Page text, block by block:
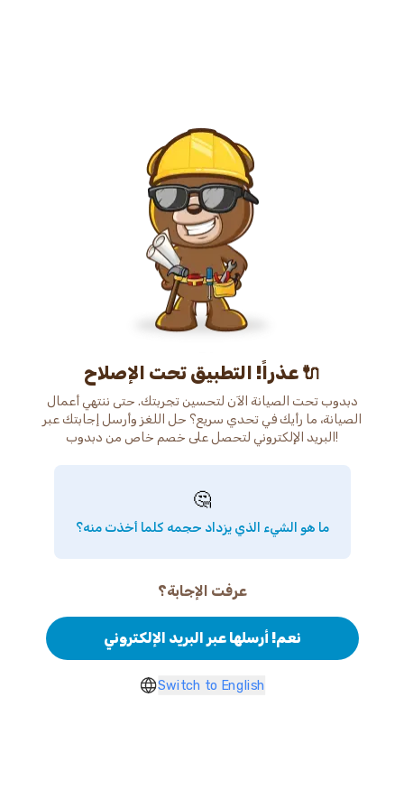
عذراً! التطبيق تحت الإصلاح 🔌
دبدوب تحت الصيانة الآن لتحسين تجربتك. حتى ننتهي أعمال
الصيانة، ما رأيك في تحدي سريع؟ حل اللغز وأرسل إجابتك عبر
البريد الإلكتروني لتحصل على خصم خاص من دبدوب!
🤔
ما هو الشيء الذي يزداد حجمه كلما أخذت منه؟
عرفت الإجابة؟
نعم! أرسلها عبر البريد الإلكتروني
Switch to English